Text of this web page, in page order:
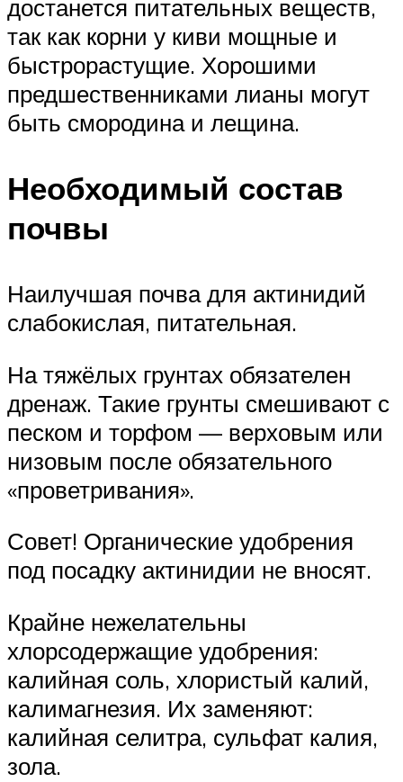
достанется питательных веществ,
так как корни у киви мощные и
быстрорастущие. Хорошими
предшественниками лианы могут
быть смородина и лещина.
Необходимый состав
почвы
Наилучшая почва для актинидий
слабокислая, питательная.
На тяжёлых грунтах обязателен
дренаж. Такие грунты смешивают с
песком и торфом — верховым или
низовым после обязательного
«проветривания».
Совет! Органические удобрения
под посадку актинидии не вносят.
Крайне нежелательны
хлорсодержащие удобрения:
калийная соль, хлористый калий,
калимагнезия. Их заменяют:
калийная селитра, сульфат калия,
зола.